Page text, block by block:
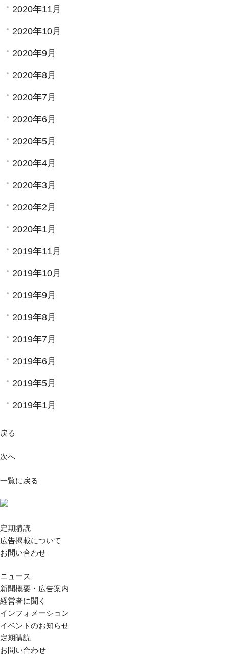
2020年11月
2020年10月
2020年9月
2020年8月
2020年7月
2020年6月
2020年5月
2020年4月
2020年3月
2020年2月
2020年1月
2019年11月
2019年10月
2019年9月
2019年8月
2019年7月
2019年6月
2019年5月
2019年1月
戻る
次へ
一覧に戻る
定期購読
広告掲載について
お問い合わせ
ニュース
新聞概要・広告案内
経営者に聞く
インフォメーション
イベントのお知らせ
定期購読
お問い合わせ